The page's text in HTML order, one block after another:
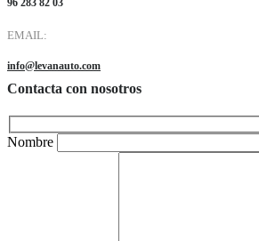
96 283 82 03
EMAIL:
info@levanauto.com
Contacta con nosotros
Nombre